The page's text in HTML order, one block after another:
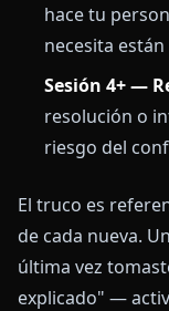
hace tu
necesita
Sesión 4+ —
resolución o
riesgo del
El truco es
de cada nueva.
última vez
explicado" —